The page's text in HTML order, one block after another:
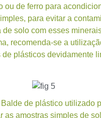
ou de ferro para
para evitar a
de solo com esses
recomenda-se a
de plásticos devidamente
Balde de plástico utilizado
as amostras simples de